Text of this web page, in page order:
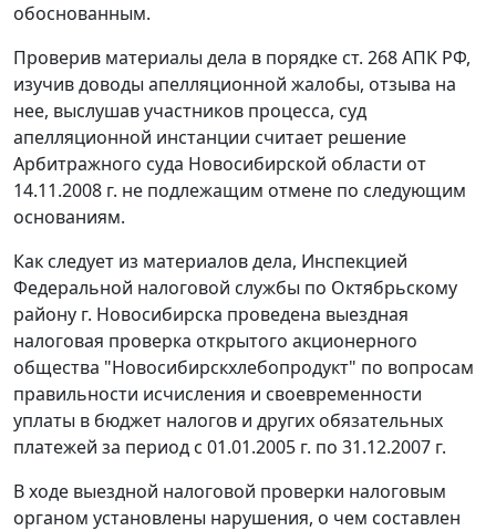
обоснованным.
Проверив материалы дела в порядке ст. 268АПК РФ,
изучив доводы апелляционной жалобы, отзыва на
нее, выслушав участников процесса, суд
апелляционной инстанции считает решение
Арбитражного суда Новосибирской области от
14.11.2008 г. не подлежащим отмене по следующим
основаниям.
Как следует из материалов дела, Инспекцией
Федеральной налоговой службы по Октябрьскому
району г. Новосибирска проведена выездная
налоговая проверка открытого акционерного
общества "Новосибирскхлебопродукт" по вопросам
правильности исчисления и своевременности
уплаты в бюджет налогов и других обязательных
платежей за период с 01.01.2005 г. по 31.12.2007 г.
В ходе выездной налоговой проверки налоговым
органом установлены нарушения, о чем составлен